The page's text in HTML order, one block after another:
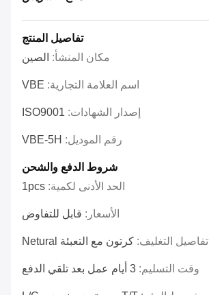
تفاصيل المنتج
مكان المنشأ: الصين
اسم العلامة التجارية: VBE
إصدار الشهادات: ISO9001
رقم الموديل: VBE-5H
شروط الدفع والشحن
الحد الأدنى لكمية: 1pcs
الأسعار: قابل للتفاوض
تفاصيل التغليف: كرتون مع التعبئة Netural
وقت التسليم: 3 أيام عمل بعد تلقي الدفع